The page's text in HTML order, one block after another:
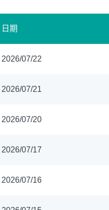
日期
2026/07/22
2026/07/21
2026/07/20
2026/07/17
2026/07/16